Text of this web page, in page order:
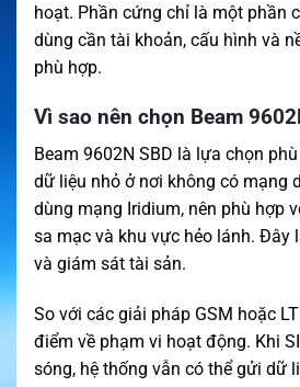
hoạt. Phần cứng chỉ là một phần
dùng cần tài khoản, cấu hình và
phù hợp.
Vì sao nên chọn Beam
Beam 9602N SBD là lựa chọn
dữ liệu nhỏ ở nơi không có mạng
dùng mạng Iridium, nên phù hợp
sa mạc và khu vực hẻo lánh. Đây
và giám sát tài sản.
So với các giải pháp GSM hoặc
điểm về phạm vi hoạt động. Khi
sóng, hệ thống vẫn có thể gửi dữ